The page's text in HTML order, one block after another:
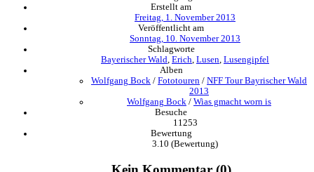
Erstellt am
Freitag, 1. November 2013
Veröffentlicht am
Sonntag, 10. November 2013
Schlagworte
Bayerischer Wald Erich Lusen Lusengipfel
Alben
Wolfgang Bock / Fototouren / NFF Tour Bayrischer Wald
2013
Wolfgang Bock / Wias gmacht worn is
Besuche
11253
Bewertung
3.10 (Bewertung)